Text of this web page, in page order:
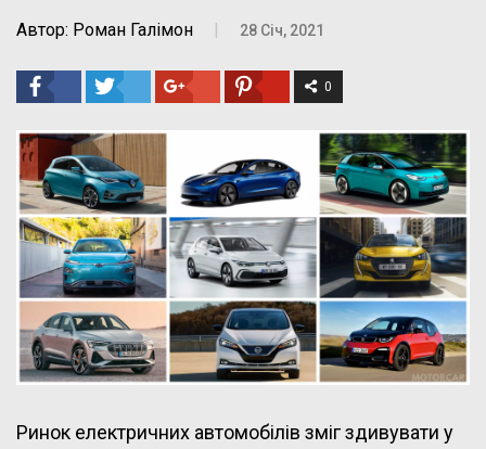
Автор: Роман Галімон | 28 Січ, 2021
0
Ринок електричних автомобілів зміг здивувати у